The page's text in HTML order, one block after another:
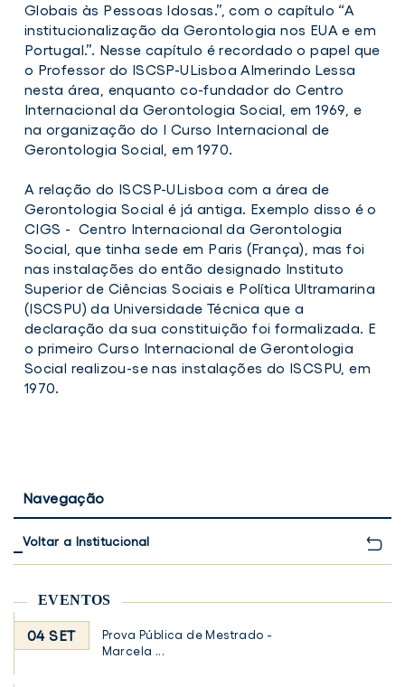
integra
direção
da
Sociedade
Portuguesa
de
e
Gerontologia
Globais às Pessoas Idosas.”, com o capítulo “A
institucionalização da Gerontologia nos EUA e em
Portugal.”. Nesse capítulo é recordado o papel que
o Professor do ISCSP-ULisboa Almerindo Lessa
nesta área, enquanto co-fundador do Centro
Internacional da Gerontologia Social, em 1969, e
na organização do I Curso Internacional de
Gerontologia Social, em 1970.
A relação do ISCSP-ULisboa com a área de
Gerontologia Social é já antiga. Exemplo disso é o
CIGS - Centro Internacional da Gerontologia
Social, que tinha sede em Paris (França), mas foi
nas instalações do então designado Instituto
Superior de Ciências Sociais e Política Ultramarina
(ISCSPU) da Universidade Técnica que a
declaração da sua constituição foi formalizada. E
o primeiro Curso Internacional de Gerontologia
Social realizou-se nas instalações do ISCSPU, em
1970.
Navegação
Voltar a Institucional
EVENTOS
04 SET
Prova Pública de Mestrado -
Marcela ...